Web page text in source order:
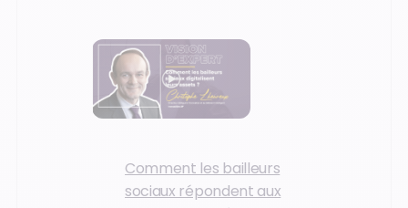
Comment les bailleurs
sociaux répondent aux